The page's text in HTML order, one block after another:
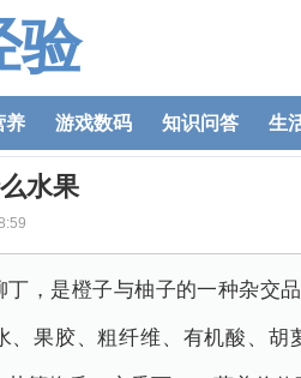
验
养 游戏数码 知识问答 生
水果
丁，是橙子与柚子的一种杂交
、果胶、粗纤维、有机酸、